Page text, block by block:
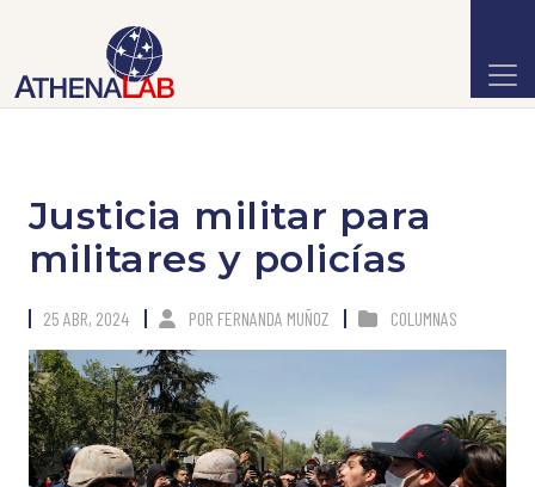
Justicia militar para
militares y policías
25 ABR, 2024 POR FERNANDA MUÑOZ COLUMNAS